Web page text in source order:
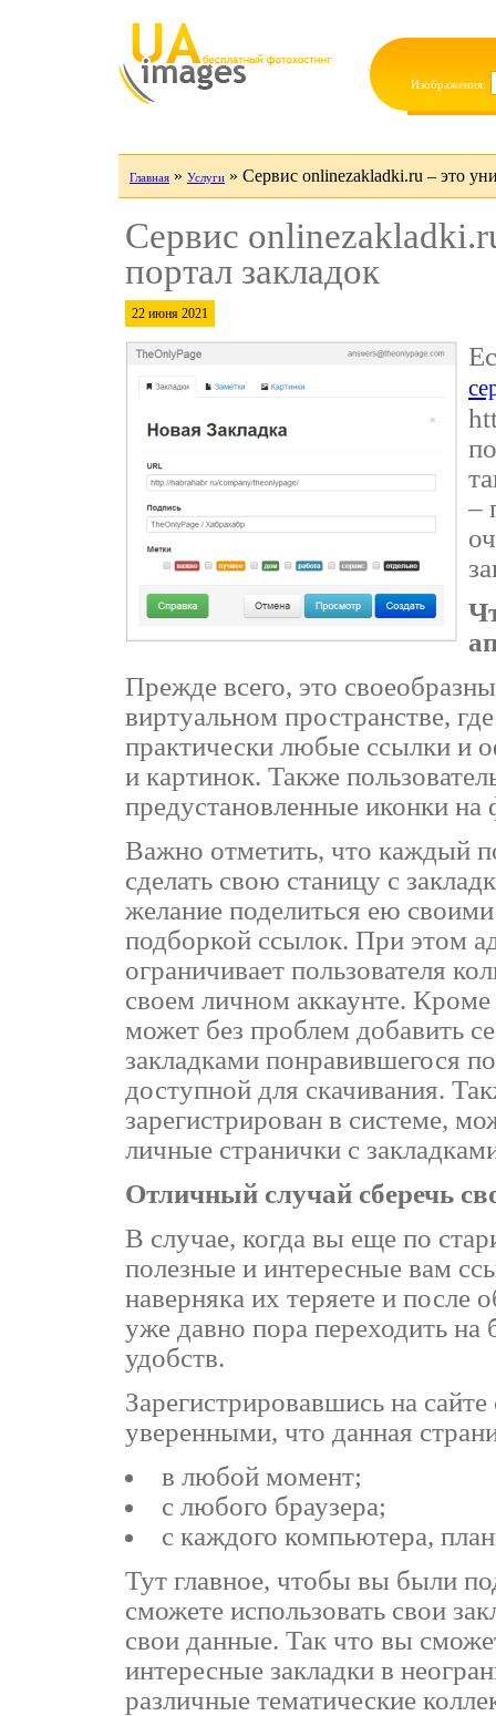
Изображения:
Главная » Услуги » Сервис onlinezakladki.ru – это
Сервис
портал закладок
22 июня 2021
–
Прежде всего, это
виртуальном пространстве,
практически любые ссылки и
и картинок. Также
предустановленные иконки на
Важно отметить, что каждый
сделать свою станицу с
желание поделиться ею
подборкой ссылок. При этом
ограничивает пользователя
своем личном аккаунте.
может без проблем добавить
закладками понравившегося
доступной для скачивания.
зарегистрирован в системе,
личные странички с
Отличный случай сберечь
В случае, когда вы еще по
полезные и интересные вам
наверняка их теряете и после
уже давно пора переходить
удобств.
Зарегистрировавшись на
уверенными, что данная
в любой момент;
с любого браузера;
с каждого компьютера,
Тут главное, чтобы вы были
сможете использовать свои
свои данные. Так что вы
интересные закладки в
различные тематические